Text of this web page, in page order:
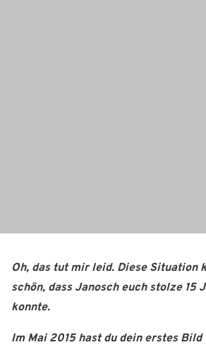
Oh, das tut mir leid. Diese Situation
schön, dass Janosch euch stolze 15
konnte.
Im Mai 2015 hast du dein erstes Bild